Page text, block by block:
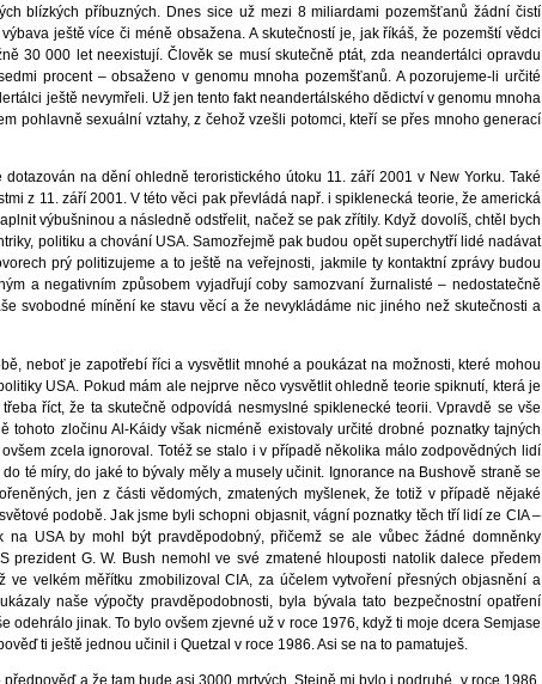
blízkých příbuzných. Dnes sice už mezi 8 miliardami pozemšťanů žádní čistí
ještě více či méně obsažena. A skutečností je, jak říkáš, že pozemští vědci
30 000 let neexistují. Člověk se musí skutečně ptát, zda neandertálci opravdu
procent – obsaženo v genomu mnoha pozemšťanů. A pozorujeme-li určité
ještě nevymřeli. Už jen tento fakt neandertálského dědictví v genomu mnoha
pohlavně sexuální vztahy, z čehož vzešli potomci, kteří se přes mnoho generací
na dění ohledně teroristického útoku 11. září 2001 v New Yorku. Také
z 11. září 2001. V této věci pak převládá např. i spiklenecká teorie, že americká
výbušninou a následně odstřelit, načež se pak zřítily. Když dovolíš, chtěl bych
politiku a chování USA. Samozřejmě pak budou opět superchytří lidé nadávat
prý politizujeme a to ještě na veřejnosti, jakmile ty kontaktní zprávy budou
a negativním způsobem vyjadřují coby samozvaní žurnalisté – nedostatečně
svobodné mínění ke stavu věcí a že nevykládáme nic jiného než skutečnosti a
neboť je zapotřebí říci a vysvětlit mnohé a poukázat na možnosti, které mohou
USA. Pokud mám ale nejprve něco vysvětlit ohledně teorie spiknutí, která je
říct, že ta skutečně odpovídá nesmyslné spiklenecké teorii. Vpravdě se vše
zločinu Al-Káidy však nicméně existovaly určité drobné poznatky tajných
zcela ignoroval. Totéž se stalo i v případě několika málo zodpovědných lidí
té míry, do jaké to bývaly měly a musely učinit. Ignorance na Bushově straně se
jen z části vědomých, zmatených myšlenek, že totiž v případě nějaké
podobě. Jak jsme byli schopni objasnit, vágní poznatky těch tří lidí ze CIA –
USA by mohl být pravděpodobný, přičemž se ale vůbec žádné domněnky
G. W. Bush nemohl ve své zmatené hlouposti natolik dalece předem
velkém měřítku zmobilizoval CIA, za účelem vytvoření přesných objasnění a
naše výpočty pravděpodobnosti, byla bývala tato bezpečnostní opatření
jinak. To bylo ovšem zjevné už v roce 1976, když ti moje dcera Semjase
ti ještě jednou učinil i Quetzal v roce 1986. Asi se na to pamatuješ.
mocností mohl vést k úspěchu americké války o nezávislost. Tento zločin vedl k rozpoutání takzvané francouzsko-indiánské války, z čehož o dva roky později vznikly krvavé konflikty mezi evropskými mocnostmi, a tím sedmiletá válka, která se roznesla do Ameriky, Evropy a Asie – a byla tedy celosvětová. Proto to byla ta vlastní první světová válka, což se ovšem světovému obyvatelstvu zatajuje. Proto byla a je stále řeč o hrozící třetí světové válce; pokud by tedy následně mělo dojít z důvodu mocichtíče nějakých chorých státních mocnářů k další válce zasahující celý svět, pak by se jednalo o čtvrtou světovou válku. To jsem v běhu let zcela zapomněl, neboť jsem si na to – co mi Sfath ohledně první světové války řekl – vzpomněl teprve poté, co se mi před oči dostal tento soupis. Tak zločinecký jako Washington byl i prezident Andrew Jackson, kterému se musí dát za vinu zodpovědnost za první a dosud největší etnickou čistku v dějinách US-Ameriky. Zločinecky nechal vyhnat 100 000 indiánů ze svých domovů, přičemž však již jako voják si nemilosrdně a vražedně počínal proti původním obyvatelům země, mnoho jich pozabíjel anebo vyhnal. Dne 28. května 1830 podepsal takzvaný »Indian Removal Act« (zákon o odsunu indiánů), což znamenalo rozsudek smrti pro bezpočet dalších indiánů, neboť tento zákon umožnil přesídlení indiánských kmenů za účelem vytvoření oblastí sídel pro bílé farmáře atd. Tak přišla na jednu stranu přibližně čtvrtina všech deportovaných indiánů o život proto, že je zabili bílí, anebo – na stranu druhou – proto, že nepřežili násilné pochody do vzdálených deportačních míst, resp. reservací a bídně zhynuli. Provinil se i prezident Franklin D. Roosevelt, a sice tím, že útok na Pearl Harbour chtěl a vyprovokoval. To ovšem bylo zjištěno teprve o 60 let později někdejším důstojníkem námořnictva Robertem Stinnettem. Jeden odborník k tomu řekl: »Bylo zapotřebí takovéhoto činu, aby se americký národ okamžitě a naprosto obrátil a byl pro válku«. Roosevelt nutil Japonce obchodním embargem k donucovacím opatřením, které přišly v platnost protiúderem vůči embargu – takže tedy v podobě útoku na Pearl Harbour, při kterém přišlo o život 2403 lidí a zraněno bylo 1178 lidí. 14 válečných lodí bylo zničeno a 320 letounů bylo zničeno nebo vážně poškozeno. 90% všech US-Američanů bylo nejprve proti vstupu do druhé světové války (resp. třetí světové války), po Pearl Harbouru však národ rovněž volal po válce. Roosevelt se ostatně dozvěděl od tajných služeb o hrozícím útoku, ale rovněž nereagoval, aby něčemu zabránil – jako ani George W. Bush, když šlo o to, zabránit teroristické katastrofě z 11. září 2001. Dále tu byl prezident John Adams, stoupenec monarchie, který by býval rád viděl, aby v tehdejší Americe býval vládl král, přičemž chtěl skutečně vystavět americkou diktaturu. Tak se přihodilo, že využil příležitosti – když došlo v roce 1798 ke konfliktu s Francií – aby vydal jeden z asi nejspornějších zákonů US-Ameriky, totiž takzvaný »Alien and Sedition Acts« (Zákon o cizincích a pobuřování), jenž se skládá ze čtyř částí a prezidenta opravňuje k tomu, nechat zatknout a vyhostit jakéhokoliv cizince v zemi. Útokem na první článek ústavy, který garantuje svobodu tisku, nadto určil, že zveřejnění »falešných a zlovolných spisů« proti prezidentovi bylo trestné a mohlo být stíhané. To vedlo k tomu, že během funkčního období Johna Adamse byl bezpočet lidí na základě tohoto zákona obviněn a odsouzen. Své plány k ustanovení diktatury nemohl uskutečnit jen proto, že nebyl znovu zvolen. Prezident Thomas Jefferson, jeho nástupce, pak tři ze čtyř článků zákona opět okamžitě zrušil a zneplatnil. Zákon »Alien Enemies Act« – který dovoluje, aby lidé pocházející ze států, jež válčí či válčily s US-Amerikou, mohli být vyhoštěni – ovšem existuje dokonce ještě v dnešní době. Kromě těch dosud uvedených prezidentů USA, kteří vyvolali velká zla, by bylo možné uvést ještě mnohé další, což by ovšem vedlo příliš daleko, takže tedy chci uvést už jen další dva. Abrahama Lincolna a Theodora Roosevelta. Lincoln proklamoval dne 22. srpna 1862, že jeho nejvyšší cíl je udržení Unie, tedy sjednocení amerických spolkových států, neboť v této Unii mezi tradičním jihem a moderním severem vznikl hluboký rozkol, takže se to celé již řadu let drobilo. Dále se vyjádřil, že kdyby mohl zachránit unii, aniž by musel osvobodit jediného otroka, pak by to udělal. Tento výrok byl přesně v protikladu k tomu, proč byl zvolen prezidentem, neboť totiž proklamoval zrušení otroctví v USA. V protikladu k tomu slíbil již během volebního souboje v roce 1860, že otroctví prý zrušit nechce, přičemž otroctví ovšem už v nově vznikajících spolkových státech nemělo být akceptováno. Následkem toho odmítly jižní státy Lincolna coby prezidenta. Prezidentský protimluv následoval tedy další protimluv, načež sedm spolkových států vystoupilo z Unie a založily konfederaci, což byl začátek americké občanské války, která trvala od 1861 do 1865. Jih bojoval za svůj tradiční společenský systém, zatímco na severu nebyl žádný válečný důvod po ruce, aby se proti jihu vedla válka. V důsledku toho vymyslel Abraham Lincoln důvod války, načež dne 1. ledna 1863 vyhlásil proklamaci emancipace, podle které byli všichni otroci volní. To ale neb